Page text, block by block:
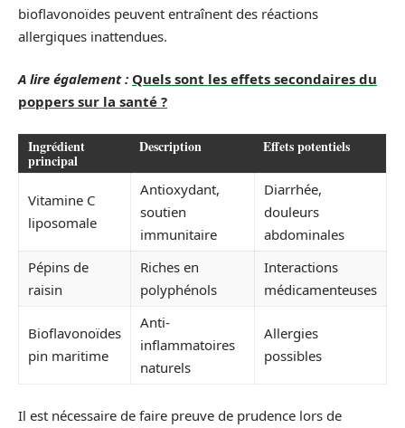
bioflavonoïdes peuvent entraînent des réactions
allergiques inattendues.
A lire également : Quels sont les effets secondaires du
poppers sur la santé ?
Ingrédient
principal
Description Effets potentiels
Vitamine C
liposomale
Antioxydant,
soutien
immunitaire
Diarrhée,
douleurs
abdominales
Pépins de
raisin
Riches en
polyphénols
Interactions
médicamenteuses
Bioflavonoïdes
pin maritime
Anti-
inflammatoires
naturels
Allergies
possibles
Il est nécessaire de faire preuve de prudence lors de